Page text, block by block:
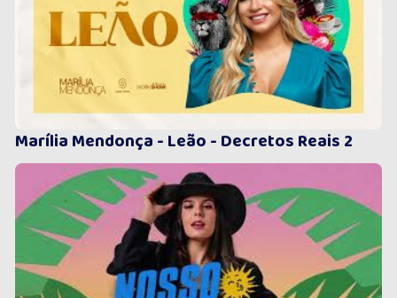
Marília Mendonça - Leão - Decretos Reais 2